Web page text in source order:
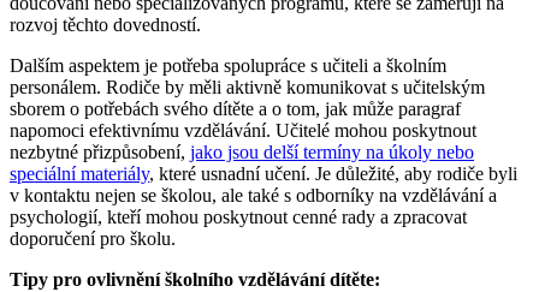
rozvoj těchto dovedností.
Dalším aspektem je potřeba spolupráce s učiteli a školním
personálem. Rodiče by měli aktivně komunikovat s učitelským
sborem o potřebách svého dítěte a o tom, jak může paragraf
napomoci efektivnímu vzdělávání. Učitelé mohou poskytnout
nezbytné přizpůsobení, jako jsou delší termíny na úkoly nebo
speciální materiály, které usnadní učení. Je důležité, aby rodiče byli
v kontaktu nejen se školou, ale také s odborníky na vzdělávání a
psychologií, kteří mohou poskytnout cenné rady a zpracovat
doporučení pro školu.
Tipy pro ovlivnění školního vzdělávání dítěte: